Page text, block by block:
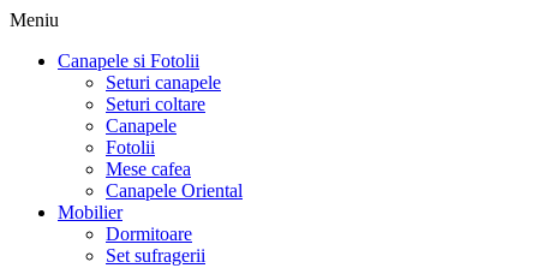
Meniu
Canapele si Fotolii
Seturi canapele
Seturi coltare
Canapele
Fotolii
Mese cafea
Canapele Oriental
Mobilier
Dormitoare
Set sufragerii